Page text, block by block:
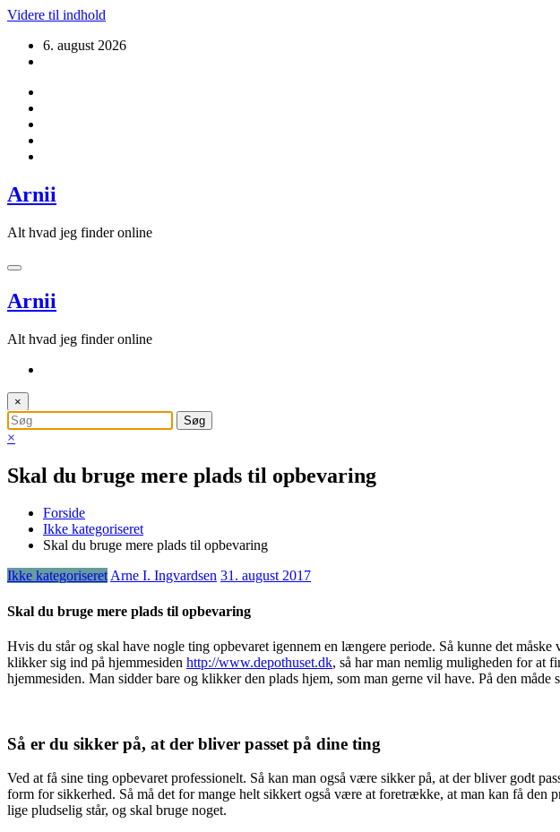
Videre til indhold
6. august 2026
Arnii
Alt hvad jeg finder online
Arnii
Alt hvad jeg finder online
×
×
Skal du bruge mere plads til opbevaring
Forside
Ikke kategoriseret
Skal du bruge mere plads til opbevaring
Ikke kategoriseretArne I. Ingvardsen 31. august 2017
Skal du bruge mere plads til opbevaring
Hvis du står og skal have nogle ting opbevaret igennem en længere periode. Så kunne det
klikker sig ind på hjemmesiden http://www.depothuset.dk, så har man nemlig muligheden for at
hjemmesiden. Man sidder bare og klikker den plads hjem, som man gerne vil have. På den
Så er du sikker på, at der bliver passet på dine ting
Ved at få sine ting opbevaret professionelt. Så kan man også være sikker på, at der bliver godt
form for sikkerhed. Så må det for mange helt sikkert også være at foretrække, at man kan få
lige pludselig står, og skal bruge noget.